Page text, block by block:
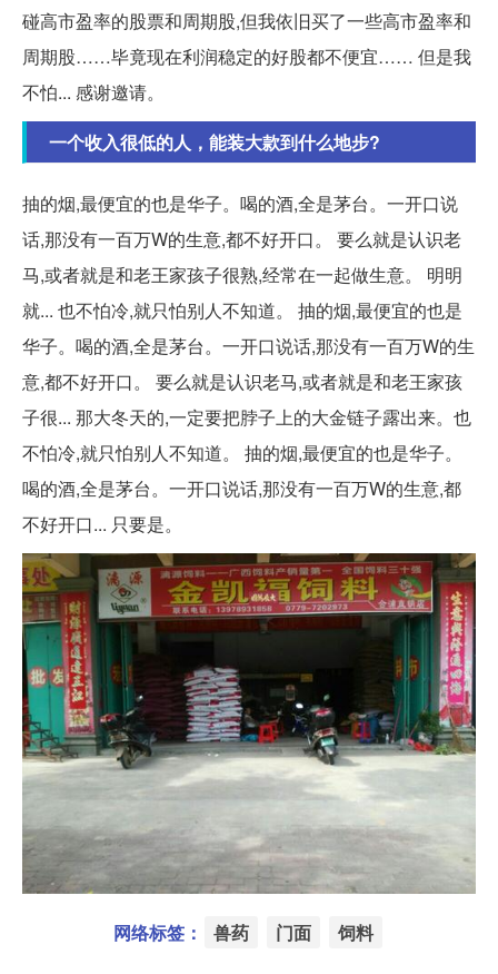
碰高市盈率的股票和周期股,但我依旧买了一些高市盈率和
周期股……毕竟现在利润稳定的好股都不便宜…… 但是我
不怕... 感谢邀请。
一个收入很低的人，能装大款到什么地步?
抽的烟,最便宜的也是华子。喝的酒,全是茅台。一开口说
话,那没有一百万W的生意,都不好开口。 要么就是认识老
马,或者就是和老王家孩子很熟,经常在一起做生意。 明明
就... 也不怕冷,就只怕别人不知道。 抽的烟,最便宜的也是
华子。喝的酒,全是茅台。一开口说话,那没有一百万W的生
意,都不好开口。 要么就是认识老马,或者就是和老王家孩
子很... 那大冬天的,一定要把脖子上的大金链子露出来。也
不怕冷,就只怕别人不知道。 抽的烟,最便宜的也是华子。
喝的酒,全是茅台。一开口说话,那没有一百万W的生意,都
不好开口... 只要是。
网络标签： 兽药 门面 饲料